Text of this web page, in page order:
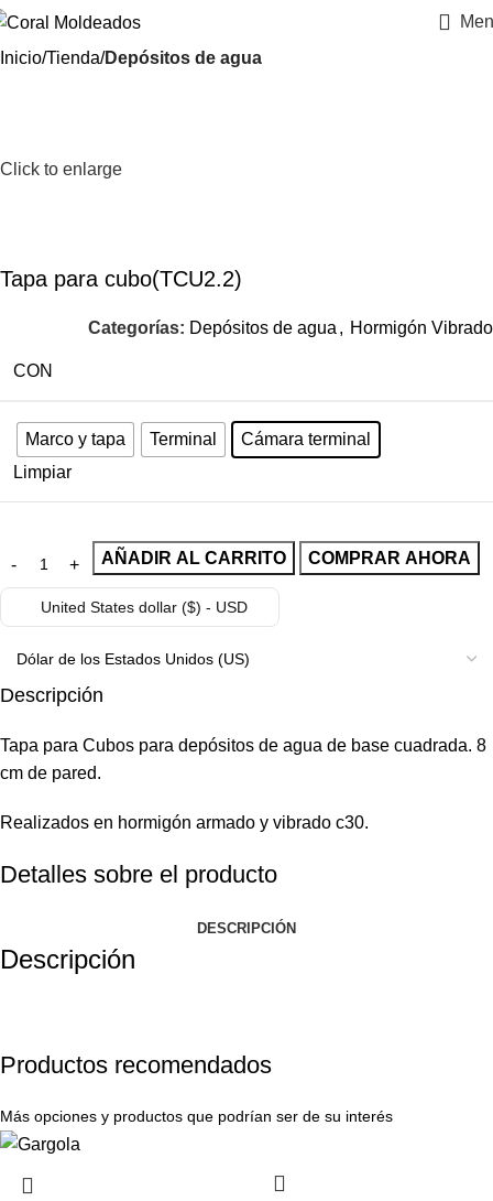
Inicio Tienda Depósitos de agua
Click to enlarge
Tapa para cubo(TCU2.2)
Categorías: Depósitos de agua , Hormigón Vibrado
CON
Marco y tapa Terminal
Cámara terminal
Limpiar
AÑADIR AL CARRITO COMPRAR AHORA
United States dollar ($) - USD
Descripción
Tapa para Cubos para depósitos de agua de base cuadrada. 8
cm de pared.
Realizados en hormigón armado y vibrado c30.
Detalles sobre el producto
DESCRIPCIÓN
Descripción
Productos recomendados
Más opciones y productos que podrían ser de su interés